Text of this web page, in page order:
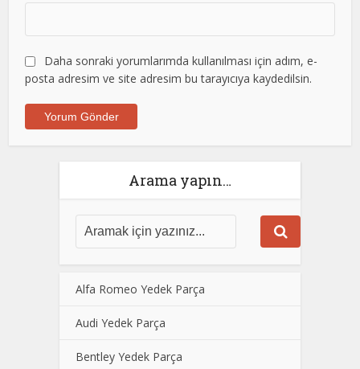
Daha sonraki yorumlarımda kullanılması için adım, e-
posta adresim ve site adresim bu tarayıcıya kaydedilsin.
Arama yapın…
Alfa Romeo Yedek Parça
Audi Yedek Parça
Bentley Yedek Parça